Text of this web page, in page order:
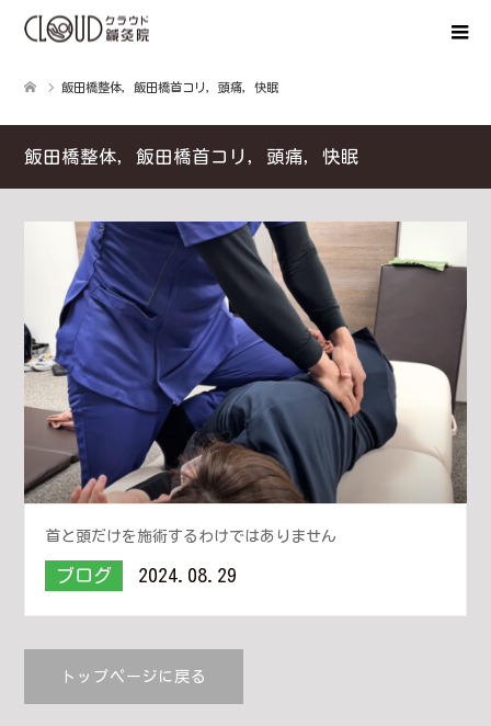
飯田橋整体，飯田橋首コリ，頭痛，快眠
飯田橋整体，飯田橋首コリ，頭痛，快眠
首と頭だけを施術するわけではありません
ブログ 2024.08.29
トップページに戻る